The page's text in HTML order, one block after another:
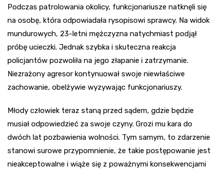
Podczas patrolowania okolicy, funkcjonariusze natknęli się
na osobę, która odpowiadała rysopisowi sprawcy. Na widok
mundurowych, 23-letni mężczyzna natychmiast podjął
próbę ucieczki. Jednak szybka i skuteczna reakcja
policjantów pozwoliła na jego złapanie i zatrzymanie.
Niezrażony agresor kontynuował swoje niewłaściwe
zachowanie, obelżywie wyzywając funkcjonariuszy.
Młody człowiek teraz staną przed sądem, gdzie będzie
musiał odpowiedzieć za swoje czyny. Grozi mu kara do
dwóch lat pozbawienia wolności. Tym samym, to zdarzenie
stanowi surowe przypomnienie, że takie postępowanie jest
nieakceptowalne i wiąże się z poważnymi konsekwencjami